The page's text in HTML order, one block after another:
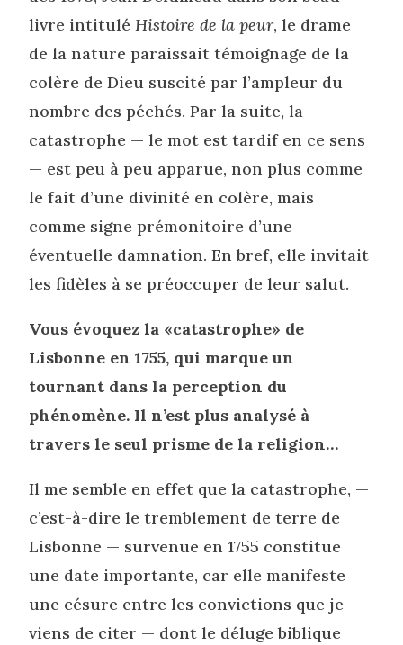
livre intituléHistoire de la peur, le drame
de la nature paraissait témoignage de la
colère de Dieu suscité par l’ampleur du
nombre des péchés. Par la suite, la
catastrophe — le mot est tardif en ce sens
— est peu à peu apparue, non plus comme
le fait d’une divinité en colère, mais
comme signe prémonitoire d’une
éventuelle damnation. En bref, elle invitait
les fidèles à se préoccuper de leur salut.
Vous évoquez la «catastrophe» de
Lisbonne en 1755, qui marque un
tournant dans la perception du
phénomène. Il n’est plus analysé à
travers le seul prisme de la religion…
Il me semble en effet que la catastrophe, —
c’est-à-dire le tremblement de terre de
Lisbonne — survenue en 1755 constitue
une date importante, car elle manifeste
une césure entre les convictions que je
viens de citer — dont le déluge biblique